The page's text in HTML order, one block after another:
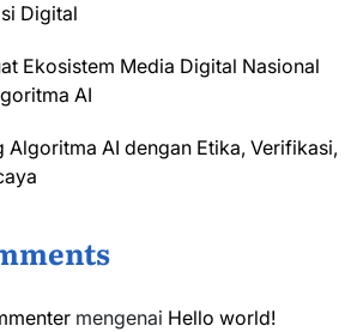
Digital
Ekosistem Media Digital Nasional
AI
Algoritma AI dengan Etika, Verifikasi,
mengenai Hello world!